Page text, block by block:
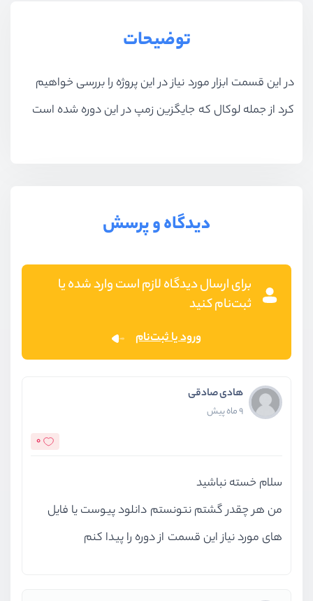
طراحی برخی صفحات جانبی
بخش نهم المنتور پلاس
توضیحات
در این قسمت ابزار مورد نیاز در این پروژه را بررسی خواهیم
کرد از جمله لوکال که جایگزین زمپ در این دوره شده است
دیدگاه و پرسش
برای ارسال دیدگاه لازم است وارد شده یا
ثبت‌نام کنید
ورود یا ثبت‌نام
هادی صادقی
9 ماه پیش
0
سلام خسته نباشید
من هر چقدر گشتم نتونستم دانلود پیوست یا فایل
های مورد نیاز این قسمت از دوره را پیدا کنم